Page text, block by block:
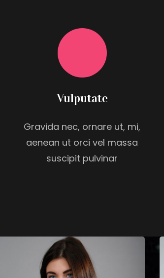
Vulputate
Gravida nec, ornare ut, mi,
aenean ut orci vel massa
suscipit pulvinar